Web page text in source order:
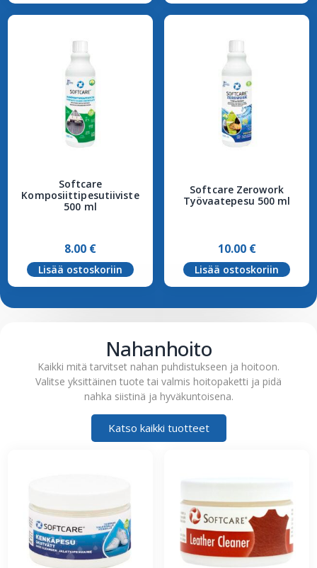
Softcare
Komposiittipesutiiviste
500 ml
8.00 €
Lisää ostoskoriin
Softcare Zerowork
Työvaatepesu 500 ml
10.00 €
Lisää ostoskoriin
Nahanhoito
Kaikki mitä tarvitset nahan puhdistukseen ja hoitoon.
Valitse yksittäinen tuote tai valmis hoitopaketti ja pidä
nahka siistinä ja hyväkuntoisena.
Katso kaikki tuotteet